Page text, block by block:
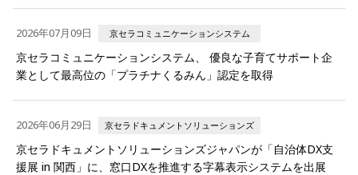
2026年07月09日 京セラコミュニケーションシステム
京セラコミュニケーションシステム、 優良な子育てサポート企
業として最高位の「プラチナくるみん」認定を取得
2026年06月29日 京セラドキュメントソリューションズ
京セラドキュメントソリューションズジャパンが「自治体DX支
援展 in 関西」に、窓口DXを推進する字幕表示システムを出展